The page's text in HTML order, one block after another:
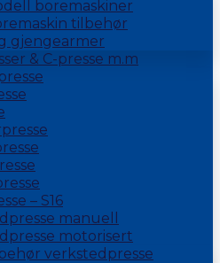
boremaskiner
tilbehør
gjengearmer
& C-presse m.m
– S16
manuell
motorisert
verkstedpresse